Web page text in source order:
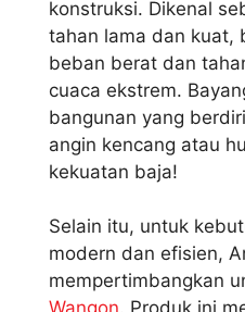
konstruksi. Dikenal
tahan lama dan kuat,
beban berat dan
cuaca ekstrem.
bangunan yang
angin kencang atau
kekuatan baja!
Selain itu, untuk
modern dan efisien,
mempertimbangkan